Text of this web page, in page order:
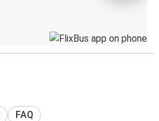
FAQ